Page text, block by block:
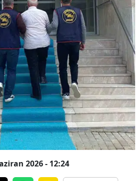
2026 - 12:24